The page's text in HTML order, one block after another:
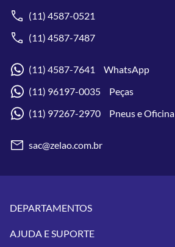
(11) 4587-0521
(11) 4587-7487
(11) 4587-7641 WhatsApp
(11) 96197-0035 Peças
(11) 97267-2970 Pneus e Oficina
sac@zelao.com.br
DEPARTAMENTOS
Vestuários
AJUDA E SUPORTE